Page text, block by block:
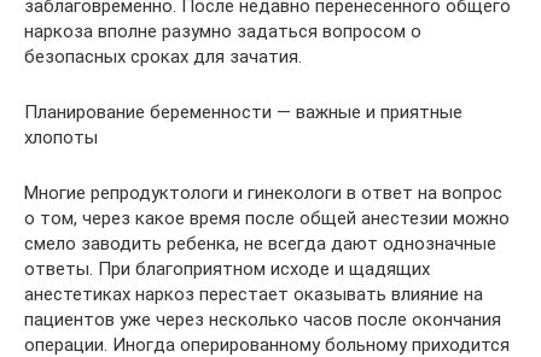
заблаговременно. После недавно перенесенного общего
наркоза вполне разумно задаться вопросом о
безопасных сроках для зачатия.
Планирование беременности — важные и приятные
хлопоты
Многие репродуктологи и гинекологи в ответ на вопрос
о том, через какое время после общей анестезии можно
смело заводить ребенка, не всегда дают однозначные
ответы. При благоприятном исходе и щадящих
анестетиках наркоз перестает оказывать влияние на
пациентов уже через несколько часов после окончания
операции. Иногда оперированному больному приходится